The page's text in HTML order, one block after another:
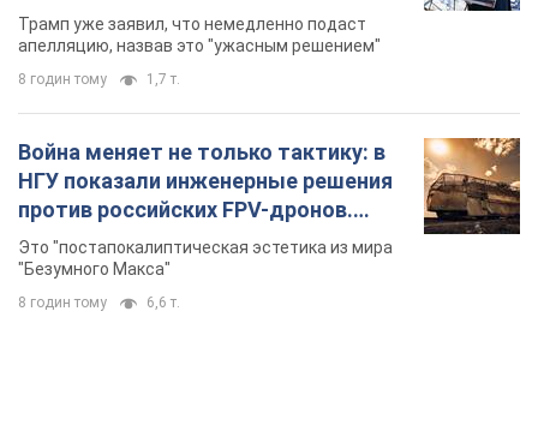
бального зала стоимостью 400 млн
долларов
Трамп уже заявил, что немедленно подаст
апелляцию, назвав это "ужасным решением"
8 годин тому 1,7 т.
Война меняет не только тактику: в
НГУ показали инженерные решения
против российских FPV-дронов.
Фото
Это "постапокалиптическая эстетика из мира
"Безумного Макса"
8 годин тому 6,6 т.